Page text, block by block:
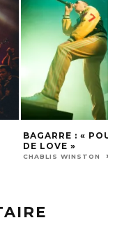
BAGARRE : «
DE LOVE »
CHABLIS WINSTON